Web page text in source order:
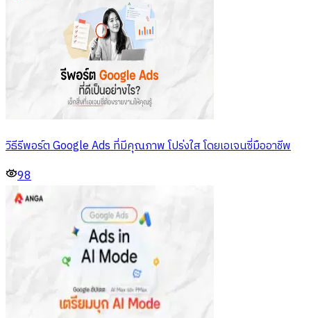
วิธีรีพอร์ต Google Ads ที่มีคุณภาพ โปร่งใส โดยเอเจนซี่มืออาชีพ
98